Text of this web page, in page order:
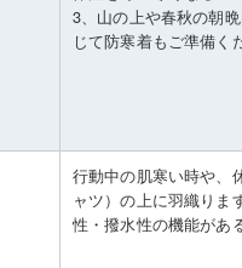
3、山の上や春秋の朝
じて防寒着もご準備く
行動中の肌寒い時や、
ャツ）の上に羽織りま
性・撥水性の機能があ